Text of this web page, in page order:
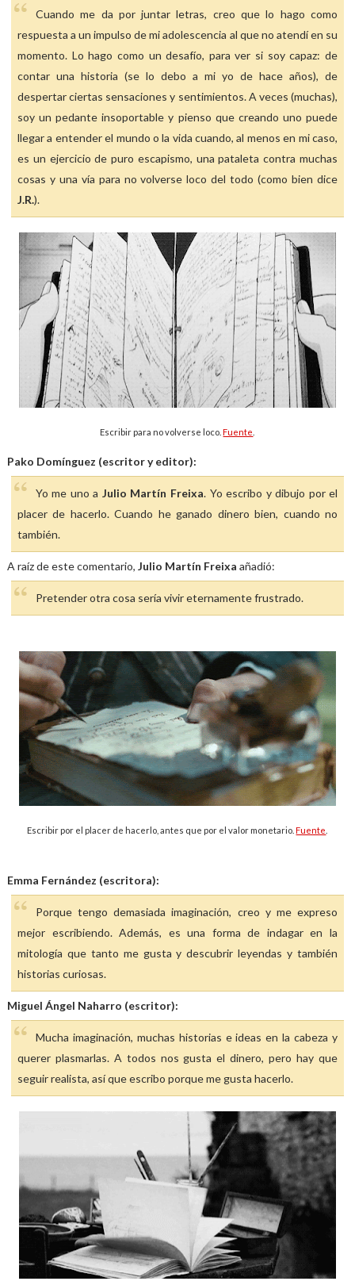
Cuando me da por juntar letras, creo que lo hago como
respuesta a un impulso de mi adolescencia al que no atendí en su
momento. Lo hago como un desafío, para ver si soy capaz: de
contar una historia (se lo debo a mi yo de hace años), de
despertar ciertas sensaciones y sentimientos. A veces (muchas),
soy un pedante insoportable y pienso que creando uno puede
llegar a entender el mundo o la vida cuando, al menos en mi caso,
es un ejercicio de puro escapismo, una pataleta contra muchas
cosas y una vía para no volverse loco del todo (como bien dice
J.R.).
Escribir para no volverse loco.Fuente
Pako Domínguez (escritor y editor):
Yo me uno a Julio Martín Freixa. Yo escribo y dibujo por el
placer de hacerlo. Cuando he ganado dinero bien, cuando no
también.
A raíz de este comentario, Julio Martín Freixa añadió:
Pretender otra cosa sería vivir eternamente frustrado.
Escribir por el placer de hacerlo, antes que por el valor monetario.Fuente
Emma Fernández (escritora):
Porque tengo demasiada imaginación, creo y me expreso
mejor escribiendo. Además, es una forma de indagar en la
mitología que tanto me gusta y descubrir leyendas y también
historias curiosas.
Miguel Ángel Naharro (escritor):
Mucha imaginación, muchas historias e ideas en la cabeza y
querer plasmarlas. A todos nos gusta el dinero, pero hay que
seguir realista, así que escribo porque me gusta hacerlo.